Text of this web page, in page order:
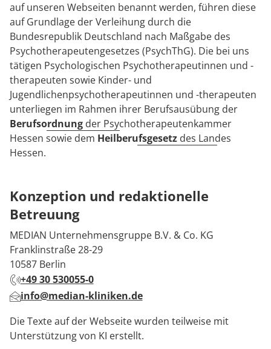
auf unseren Webseiten benannt werden, führen diese
auf Grundlage der Verleihung durch die
Bundesrepublik Deutschland nach Maßgabe des
Psychotherapeutengesetzes (PsychThG). Die bei uns
tätigen Psychologischen Psychotherapeutinnen und -
therapeuten sowie Kinder- und
Jugendlichenpsychotherapeutinnen und -therapeuten
unterliegen im Rahmen ihrer Berufsausübung der
Berufsordnung der Psychotherapeutenkammer
Hessen sowie dem Heilberufsgesetz des Landes
Hessen.
Konzeption und redaktionelle
Betreuung
MEDIAN Unternehmensgruppe B.V. & Co. KG
Franklinstraße 28-29
10587 Berlin
+49 30 530055-0
info@median-kliniken.de
Die Texte auf der Webseite wurden teilweise mit
Unterstützung von KI erstellt.